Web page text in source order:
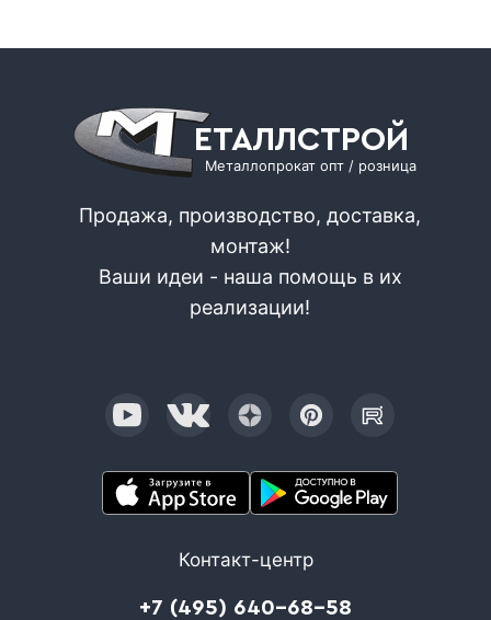
ЕТАЛЛСТРОЙ
Металлопрокат опт / розница
Продажа, производство, доставка,
монтаж!
Ваши идеи - наша помощь в их
реализации!
Контакт-центр
+7 (495) 640-68-58